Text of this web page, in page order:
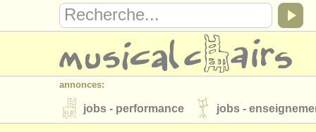
annonces:
jobs - performance jobs -